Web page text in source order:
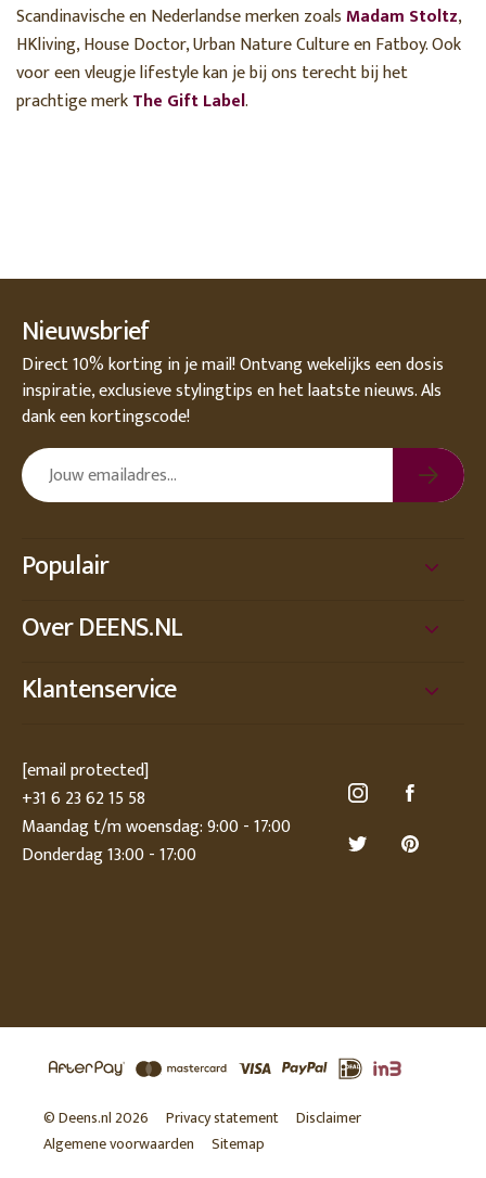
Scandinavische en Nederlandse merken zoalsMadam Stoltz,
HKliving, House Doctor, Urban Nature Culture en Fatboy. Ook
voor een vleugje lifestyle kan je bij ons terecht bij het
prachtige merkThe Gift Label.
Nieuwsbrief
Direct 10% korting in je mail! Ontvang wekelijks een dosis
inspiratie, exclusieve stylingtips en het laatste nieuws. Als
dank een kortingscode!
Populair
Over DEENS.NL
Klantenservice
[email protected]
+31 6 23 62 15 58
Maandag t/m woensdag: 9:00 - 17:00
Donderdag 13:00 - 17:00
© Deens.nl 2026 Privacy statement
Disclaimer
Algemene voorwaarden
Sitemap